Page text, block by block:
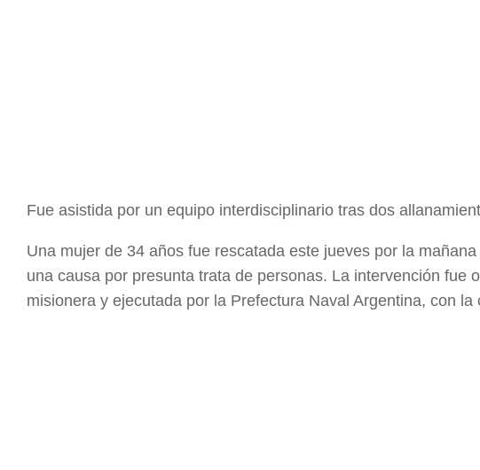
Fue asistida por un equipo interdisciplinario tras dos
Una mujer de 34 años fue rescatada este jueves por la
una causa por presunta trata de personas. La intervención fue
misionera y ejecutada por la Prefectura Naval Argentina, con